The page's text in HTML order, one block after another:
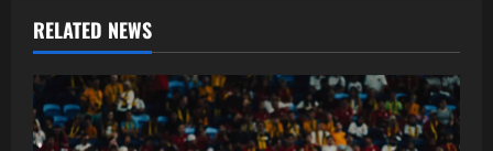
v
i
g
RELATED NEWS